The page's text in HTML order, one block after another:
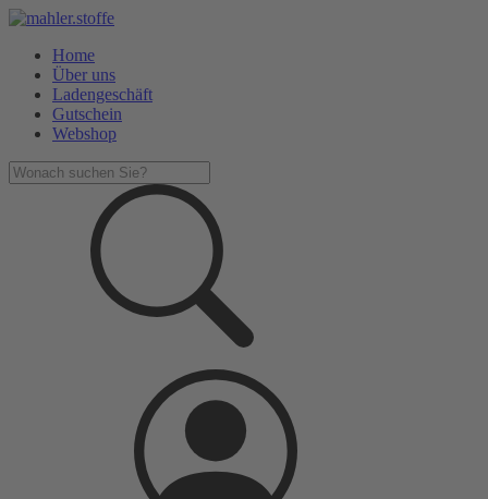
Home
Über uns
Ladengeschäft
Gutschein
Webshop